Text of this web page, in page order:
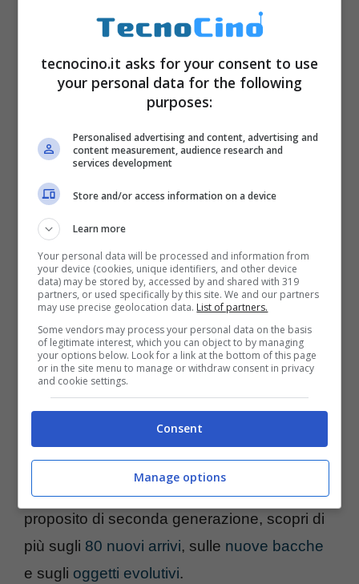
Tamao -> Umbreon
Sakura -> Espeon
Tutto qui, è necessario semplicemente
desidera modificare e modificare il nome,
appunto, in Umbreon oppure in Espeon. Poi
si dovrà evolvere premendo su Evolvi e
spendendo 25 caramelle. Procedura
terminata, il trucco funziona una sola volta
dunque è necessario andare acalcolare l’IV,
la tripletta di valori che considera stamina,
attacco e difesae che vi abbiamo raccontato
in modo dettagliato nell’articolo dedicato. A
proposito di seconda generazione, scopri di
più sugli 80 nuovi arrivi, sulle nuove bacche
e sugli oggetti evolutivi.
tecnocino.it asks for your consent to use
your personal data for the following
purposes:
Personalised advertising and content, advertising and
content measurement, audience research and
services development
Store and/or access information on a device
Learn more
Your personal data will be processed and information from
your device (cookies, unique identifiers, and other device
data) may be stored by, accessed by and shared with 319
partners, or used specifically by this site. We and our partners
may use precise geolocation data. List of partners.
Some vendors may process your personal data on the basis
of legitimate interest, which you can object to by managing
your options below. Look for a link at the bottom of this page
or in the site menu to manage or withdraw consent in privacy
and cookie settings.
Consent
Manage options